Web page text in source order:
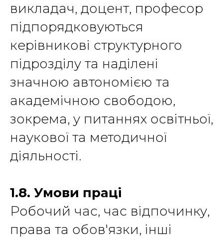
викладач, доцент, професор
підпорядковуються
керівникові структурного
підрозділу та наділені
значною автономією та
академічною свободою,
зокрема, у питаннях освітньої,
наукової та методичної
діяльності.
1.8. Умови праці
Робочий час, час відпочинку,
права та обов'язки, інші